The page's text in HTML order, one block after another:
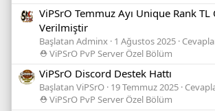
ViPSrO Temmuz Ayı Unique Rank
Verilmiştir
Başlatan Adminx 1 Ağustos 2025
⛑️ ViPSrO PvP Server Özel Bölüm
ViPSrO Discord Destek Hattı
Başlatan ViPSrO 19 Temmuz 2025
⛑️ ViPSrO PvP Server Özel Bölüm